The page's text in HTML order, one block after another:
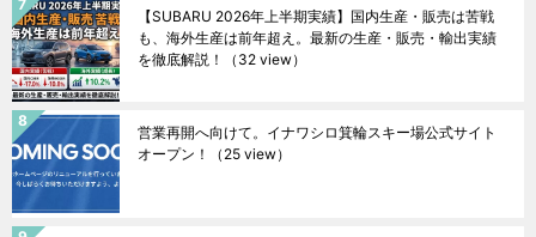
【SUBARU 2026年上半期実績】国内生産・販売は苦戦
も、海外生産は前年超え。最新の生産・販売・輸出実績
を徹底解説！
（32 view）
営業再開へ向けて。イナワシロ箕輪スキー場公式サイト
オープン！
（25 view）